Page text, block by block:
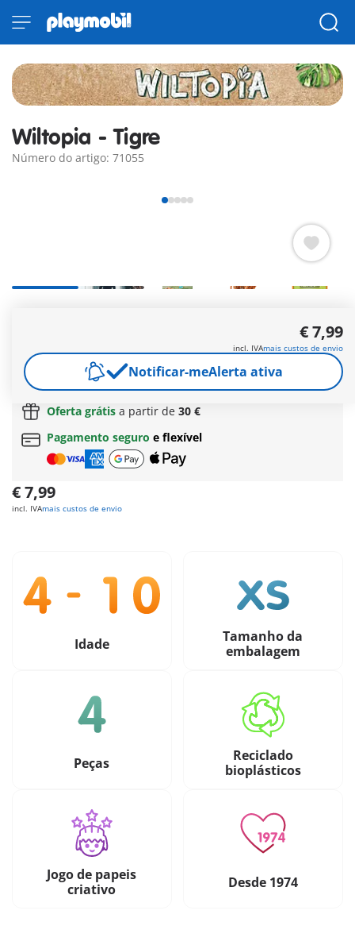
Wiltopia - Tigre
Número do artigo: 71055
Envio grátisa partir de60 €| a partir de150 €
(Açores ou Madeira)
Oferta grátis a partir de 30 €
Pagamento seguro e flexível
€ 7,99
incl. IVAmais custos de envio
€ 7,99
incl. IVAmais custos de envio
Notificar-meAlerta ativa
Idade
Tamanho da
embalagem
Peças
Reciclado
bioplásticos
Jogo de papeis
criativo
Desde 1974